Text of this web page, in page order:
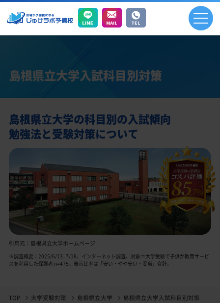
島根県立大学入試科目別対策
島根県立大学の科目別の入試傾向
勉強法と受験対策について
引用元：島根県立大学ホームページ
※調査概要：2025/6/13–7/18、インターネット調査、対象＝大学受験で子供が教育サービ
スを利用した保護者 n=475。表示比率は「安い・やや安い・妥当」合計。
TOP 大学受験対策 島根県立大学 島根県立大学入試科目別対策